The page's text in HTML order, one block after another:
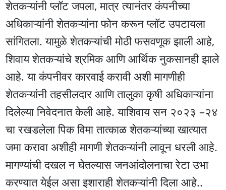
शेतकऱ्यांनी प्लॉट जपला, मात्र त्यानंतर कंपनीच्या
अधिकाऱ्यांनी शेतकऱ्यांना फोन करून प्लॉट उपटायला
सांगितला. यामुळे शेतकऱ्यांची मोठी फसवणूक झाली आहे,
शिवाय शेतकऱ्यांचे श्रमिक आणि आर्थिक नुकसानही झाले
आहे. या कंपनीवर कारवाई करावी अशी मागणीही
शेतकऱ्यांनी तहसीलदार आणि तालुका कृषी अधिकाऱ्यांना
दिलेल्या निवेदनात केली आहे. याशिवाय सन २०२३ –२४
चा रखडलेला पिक विमा तात्काळ शेतकऱ्यांच्या खात्यात
जमा करावा अशीही मागणी शेतकऱ्यांनी लावून धरली आहे.
मागण्यांची दखल न घेतल्यास जनआंदोलनाचा रेटा उभा
करण्यात येईल असा इशाराही शेतकऱ्यांनी दिला आहे..